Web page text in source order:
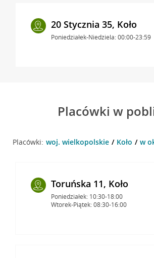
20 Stycznia 35, Koło
Poniedziałek-Niedziela: 00:00-23:59
Placówki w
Placówki: woj. wielkopolskie Koło w
Toruńska 11, Koło
Poniedziałek: 10:30-18:00
Wtorek-Piątek: 08:30-16:00